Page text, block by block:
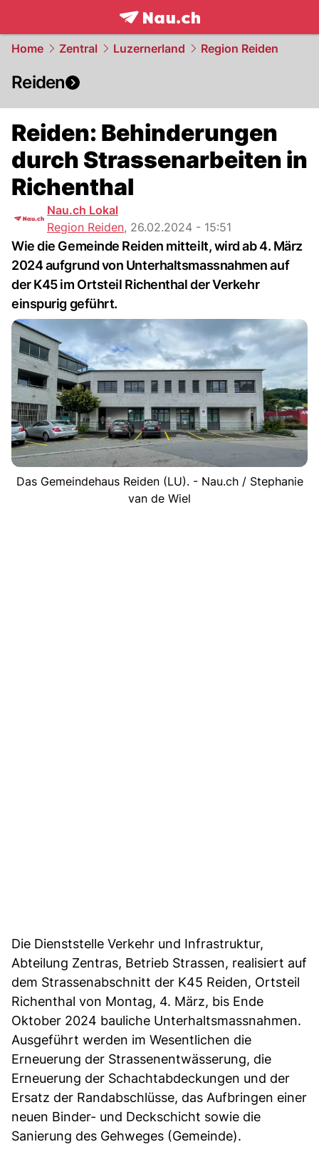
frontpage.NAU.ch
Home Zentral Luzernerland Region Reiden
Reiden
Reiden: Behinderungen
durch Strassenarbeiten in
Richenthal
Nau.ch Lokal
Region Reiden, 26.02.2024 - 15:51
Wie die Gemeinde Reiden mitteilt, wird ab 4. März
2024 aufgrund von Unterhaltsmassnahmen auf
der K45 im Ortsteil Richenthal der Verkehr
einspurig geführt.
Das Gemeindehaus Reiden (LU). - Nau.ch / Stephanie
van de Wiel
Die Dienststelle Verkehr und Infrastruktur,
Abteilung Zentras, Betrieb Strassen, realisiert auf
dem Strassenabschnitt der K45 Reiden, Ortsteil
Richenthal von Montag, 4. März, bis Ende
Oktober 2024 bauliche Unterhaltsmassnahmen.
Ausgeführt werden im Wesentlichen die
Erneuerung der Strassenentwässerung, die
Erneuerung der Schachtabdeckungen und der
Ersatz der Randabschlüsse, das Aufbringen einer
neuen Binder- und Deckschicht sowie die
Sanierung des Gehweges (Gemeinde).